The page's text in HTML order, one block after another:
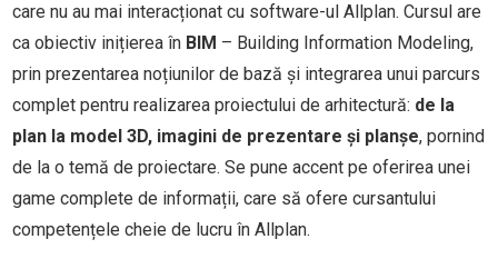
care nu au mai interacționat cu software-ul Allplan. Cursul are
ca obiectiv inițierea în BIM – Building Information Modeling,
prin prezentarea noțiunilor de bază și integrarea unui parcurs
complet pentru realizarea proiectului de arhitectură: de la
plan la model 3D, imagini de prezentare și planșe, pornind
de la o temă de proiectare. Se pune accent pe oferirea unei
game complete de informații, care să ofere cursantului
competențele cheie de lucru în Allplan.